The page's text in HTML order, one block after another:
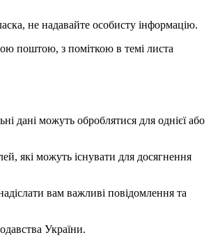
не надавайте особисту інформацію.
поштою, з поміткою в темі листа
дані можуть оброблятися для однієї або
які можуть існувати для досягнення
вам важливі повідомлення та
України.